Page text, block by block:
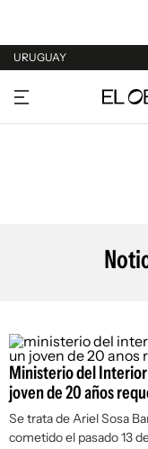
URUGUAY
URUGUAY
ARGENTINA
Ministerio del
joven de 20 años
Se trata de Ariel Sosa
cometido el pasado 13